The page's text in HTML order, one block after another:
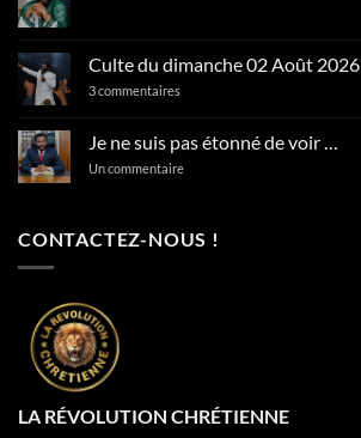
Psaumes
127:2
En
levez-
vous
matin
Culte du dimanche 02 Août 2026
3 commentairessur
dimanche
02
Août
Je ne suis pas étonné de voir …
Un commentairesur
étonné
CONTACTEZ-NOUS !
LA RÉVOLUTION CHRÉTIENNE